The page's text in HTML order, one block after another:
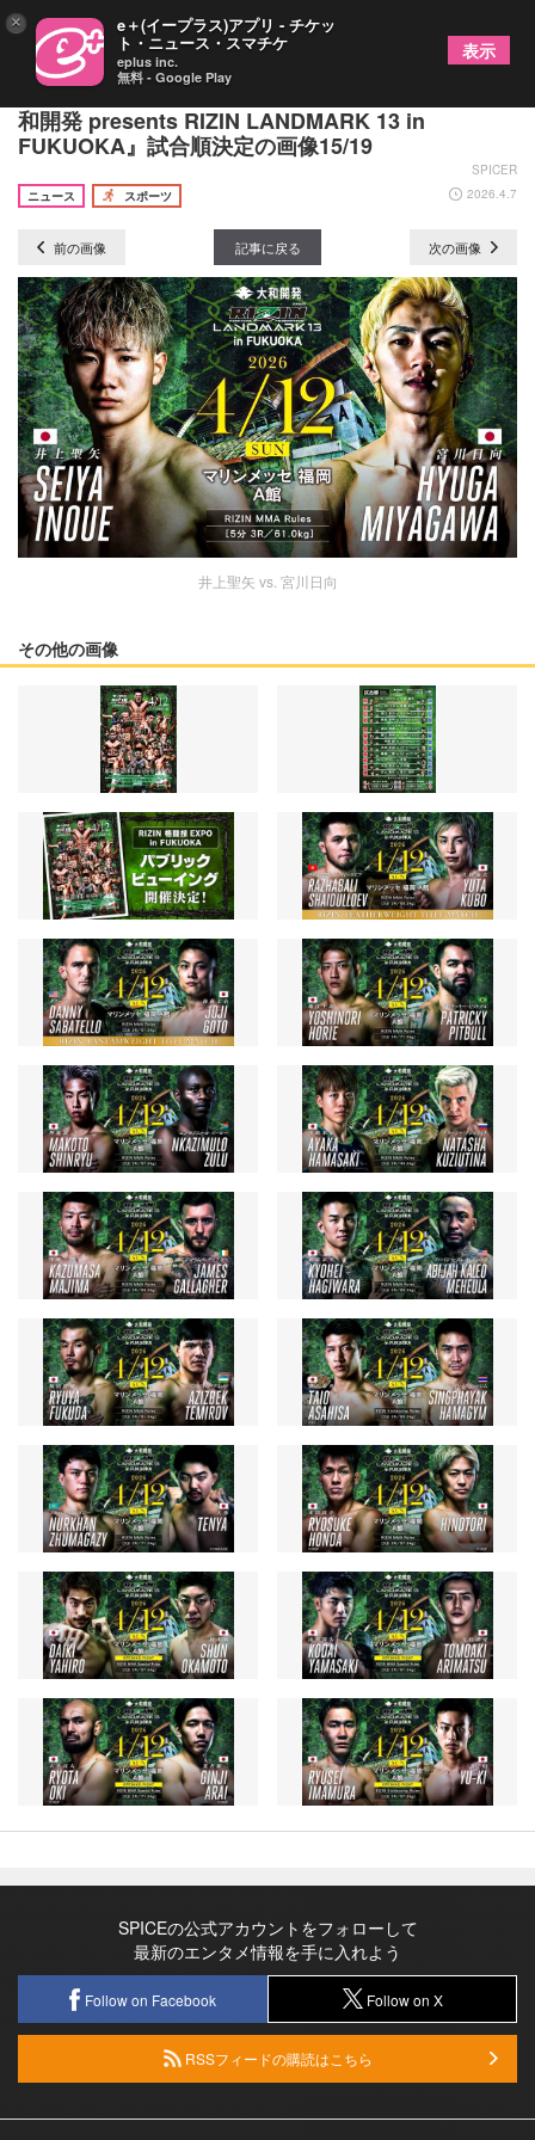
ファイナルはシェイドゥラエフvs久保優太！ 『大
和開発 presents RIZIN LANDMARK 13 in
FUKUOKA』試合順決定の画像15/19
SPICER
ニュース
スポーツ 2026.4.7
前の画像 記事に戻る 次の画像
井上聖矢 vs. 宮川日向
その他の画像
SPICEの公式アカウントをフォローして
最新のエンタメ情報を手に入れよう
Follow on Facebook Follow on X
RSSフィードの購読はこちら
× e＋(イープラス)アプリ - チケッ
ト・ニュース・スマチケ
eplus inc.
無料 - Google Play
表示